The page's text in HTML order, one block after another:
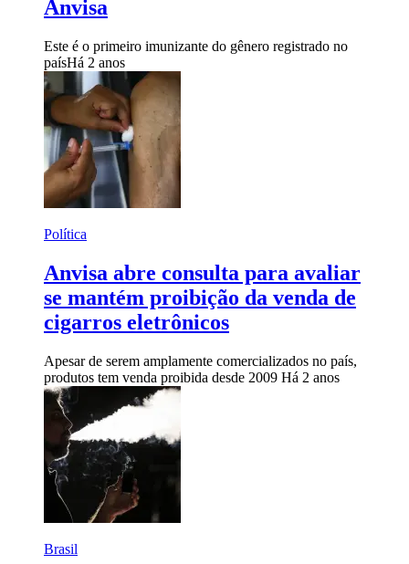
Anvisa
Este é o primeiro imunizante do gênero registrado no
paísHá 2 anos
Política
Anvisa abre consulta para avaliar
se mantém proibição da venda de
cigarros eletrônicos
Apesar de serem amplamente comercializados no país,
produtos tem venda proibida desde 2009 Há 2 anos
Brasil